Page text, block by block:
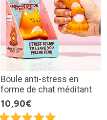
Boule anti-stress en
forme de chat méditant
10,90€